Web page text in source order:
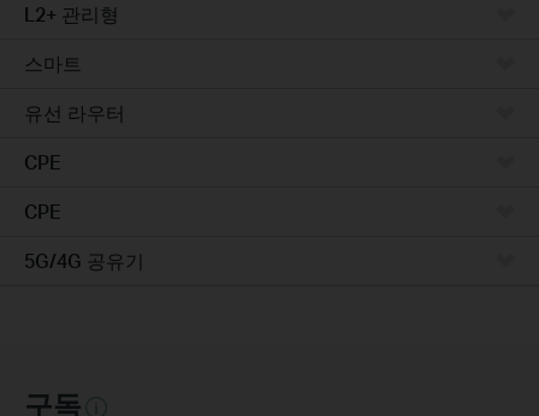
L2+ 관리형
스마트
유선 라우터
CPE
CPE
5G/4G 공유기
구독